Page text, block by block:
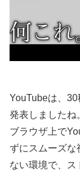
YouTubeは、
発表しましたね
ブラウザ上で
ずにスムーズな
ない環境で、ス